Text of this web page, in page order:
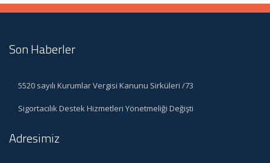
Son Haberler
5520 sayılı Kurumlar Vergisi Kanunu Sirküleri /73
Sigortacılık Destek Hizmetleri Yönetmeliği Değişti
Adresimiz